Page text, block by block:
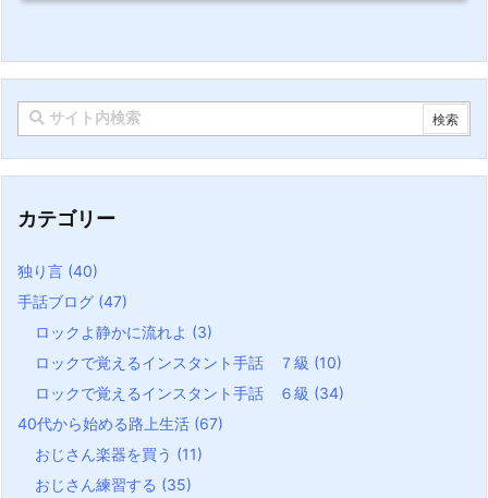
カテゴリー
独り言 (40)
手話ブログ (47)
ロックよ静かに流れよ (3)
ロックで覚えるインスタント手話 ７級 (10)
ロックで覚えるインスタント手話 ６級 (34)
40代から始める路上生活 (67)
おじさん楽器を買う (11)
おじさん練習する (35)